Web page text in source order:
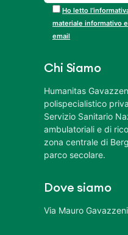
Ho letto
materiale informativo
email
Chi Siamo
Humanitas
polispecialistico
Servizio Sanitario
ambulatoriali e di
zona centrale di
parco secolare.
Dove siamo
Via Mauro